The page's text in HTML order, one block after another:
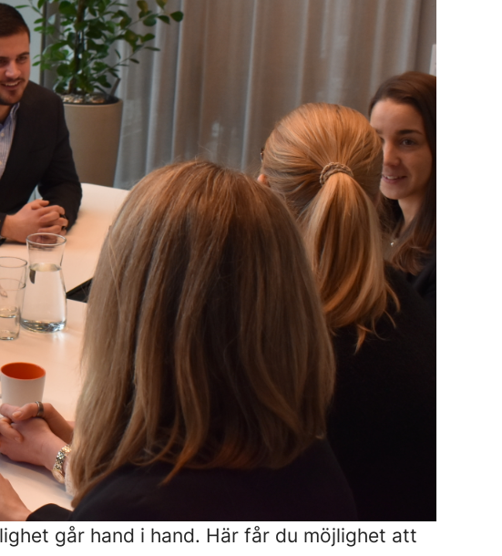
går hand i hand. Här får du möjlighet att